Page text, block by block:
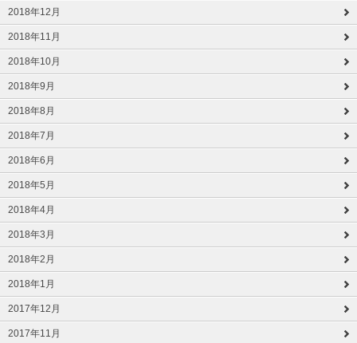
2018年12月
2018年11月
2018年10月
2018年9月
2018年8月
2018年7月
2018年6月
2018年5月
2018年4月
2018年3月
2018年2月
2018年1月
2017年12月
2017年11月